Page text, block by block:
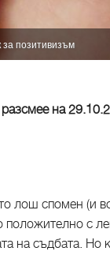
за позитивизъм
на
лош спомен (и
положително с
на съдбата. Но